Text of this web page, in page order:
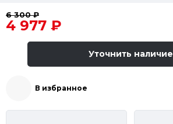
6 300 ₽
4 977 ₽
Уточнить наличие
В избранное